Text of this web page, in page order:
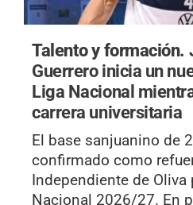
Talento y formación.
Guerrero inicia un
Liga Nacional
carrera universitaria
El base sanjuanino de
confirmado como
Independiente de Oliva
Nacional 2026/27. En